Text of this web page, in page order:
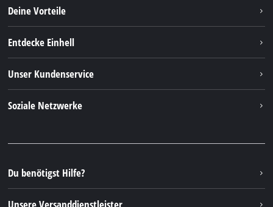
Deine Vorteile
Entdecke Einhell
Nachhaltigkeit
Unser Kundenservice
FAQs
Rücksendungen / Widerruf
Soziale Netzwerke
Instagram
TikTok
Du benötigst Hilfe?
Unsere Versanddienstleister